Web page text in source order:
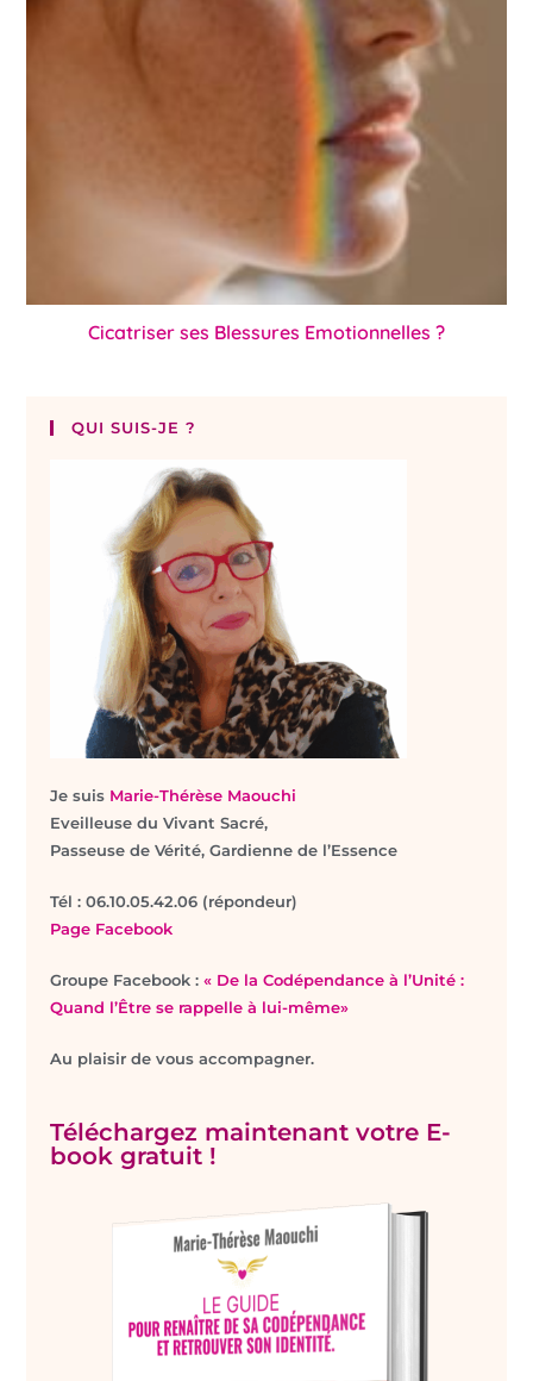
Cicatriser ses Blessures Emotionnelles ?
QUI SUIS-JE ?
Je suis Marie-Thérèse Maouchi
Eveilleuse du Vivant Sacré,
Passeuse de Vérité, Gardienne de l’Essence
Tél : 06.10.05.42.06 (répondeur)
Page Facebook
Groupe Facebook :« De la Codépendance à l’Unité :
Quand l’Être se rappelle à lui-même»
Au plaisir de vous accompagner.
Téléchargez maintenant votre E-
book gratuit !